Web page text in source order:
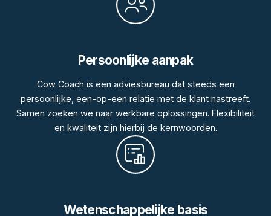
Persoonlijke aanpak
Cow Coach is een adviesbureau dat steeds een
persoonlijke, een-op-een relatie met de klant nastreeft.
Samen zoeken we naar werkbare oplossingen. Flexibiliteit
en kwaliteit zijn hierbij de kernwoorden.
Wetenschappelijke basis